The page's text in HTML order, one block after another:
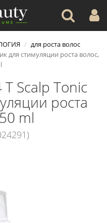
для роста волос
для стимуляции роста волос,
T Scalp Tonic
роста
ml